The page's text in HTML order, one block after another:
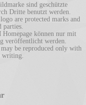
sind geschützte
Dritte benutzt werden.
are protected marks and
können nur mit
veröffentlicht werden.
be reproduced only with
writing.